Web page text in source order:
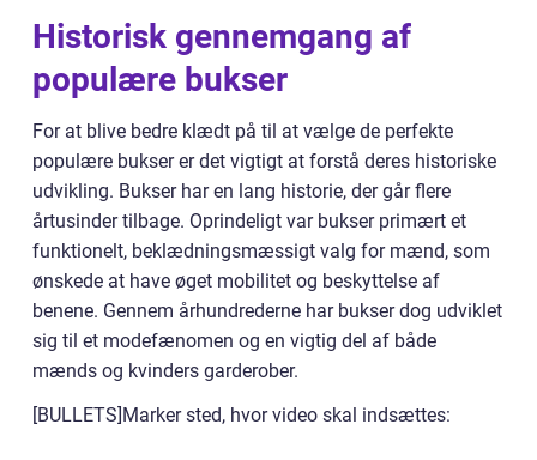
Historisk gennemgang af
populære bukser
For at blive bedre klædt på til at vælge de perfekte
populære bukser er det vigtigt at forstå deres historiske
udvikling. Bukser har en lang historie, der går flere
årtusinder tilbage. Oprindeligt var bukser primært et
funktionelt, beklædningsmæssigt valg for mænd, som
ønskede at have øget mobilitet og beskyttelse af
benene. Gennem århundrederne har bukser dog udviklet
sig til et modefænomen og en vigtig del af både
mænds og kvinders garderober.
[BULLETS]Marker sted, hvor video skal indsættes: